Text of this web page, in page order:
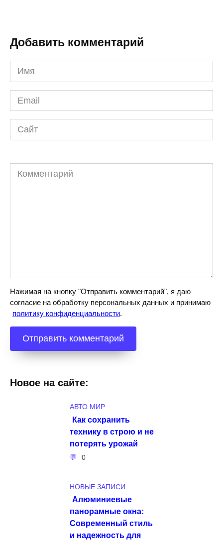
Добавить комментарий
Имя
*
Email
*
Сайт
Комментарий
Нажимая на кнопку "Отправить комментарий", я даю
согласие на обработку персональных данных и принимаю
политику конфиденциальности.
Новое на сайте:
АВТО МИР
Как сохранить
технику в строю и не
потерять урожай
0
НОВЫЕ ЗАПИСИ
Алюминиевые
панорамные окна:
Современный стиль
и надежность для